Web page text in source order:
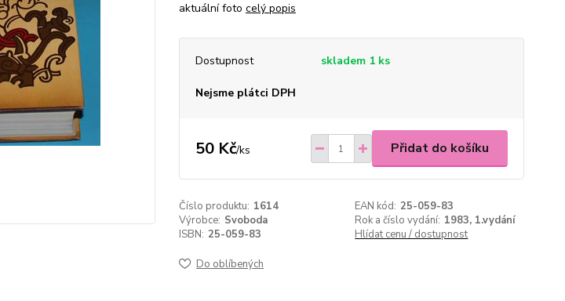
aktuální foto celý popis
Dostupnost skladem 1 ks
Nejsme plátci DPH
50 Kč/ks Přidat do košíku
Číslo produktu: 1614 EAN kód: 25-059-83
Výrobce: Svoboda Rok a číslo vydání: 1983, 1.vydání
ISBN: 25-059-83 Hlídat cenu / dostupnost
Do oblíbených